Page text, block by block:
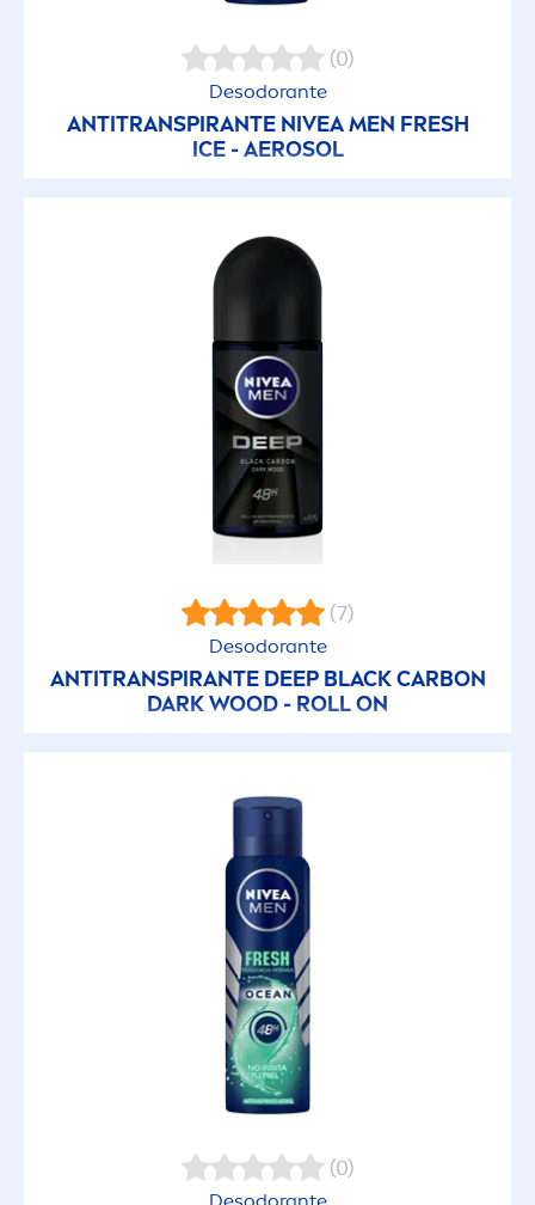
(0)
Desodorante
ANTITRANSPIRANTE NIVEA MEN FRESH
ICE - AEROSOL
(7)
Desodorante
ANTITRANSPIRANTE DEEP BLACKCARBON
DARK WOOD - ROLL ON
(0)